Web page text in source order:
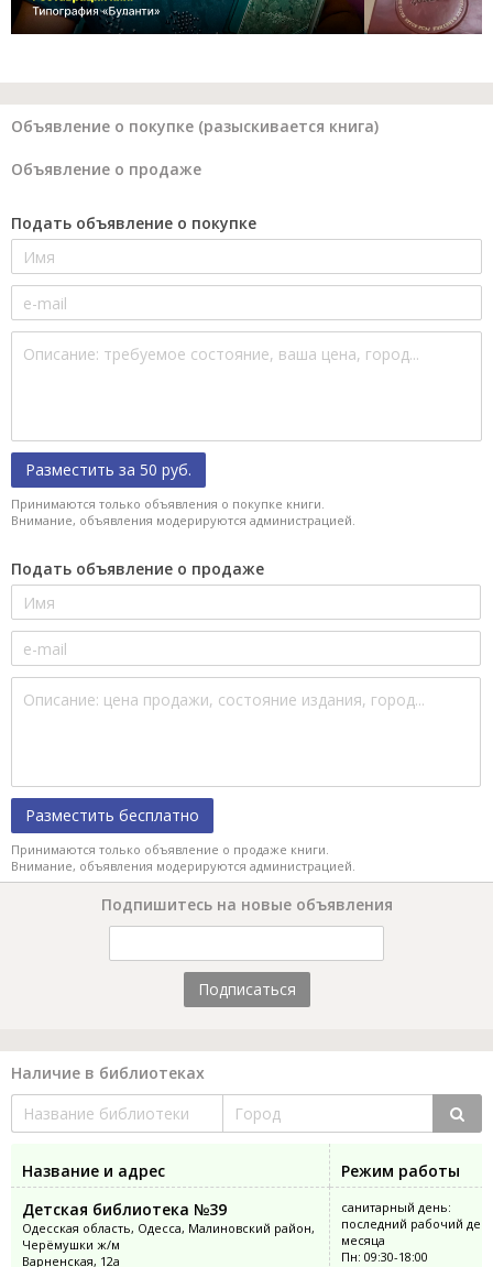
Объявление о покупке (разыскивается книга)
Объявление о продаже
Подать объявление о покупке
Разместить за 50 руб.
Принимаются только объявления о покупке книги.
Внимание, объявления модерируются администрацией.
Подать объявление о продаже
Разместить бесплатно
Принимаются только объявление о продаже книги.
Внимание, объявления модерируются администрацией.
Подпишитесь на новые объявления
Подписаться
Наличие в библиотеках
Название и адрес
Режим работы
Детская библиотека №39
Одесская область, Одесса, Малиновский район,
Черёмушки ж/м
Варненская, 12а
санитарный день:
последний рабочий
месяца
Пн: 09:30-18:00